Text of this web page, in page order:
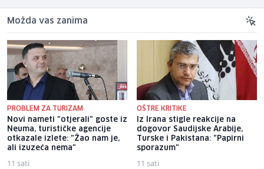
Možda vas zanima
PROBLEM ZA TURIZAM
Novi nameti "otjerali" goste iz
Neuma, turističke agencije
otkazale izlete: "Žao nam je,
ali izuzeća nema"
11 sati
OŠTRE KRITIKE
Iz Irana stigle reakcije na
dogovor Saudijske Arabije,
Turske i Pakistana: "Papirni
sporazum"
11 sati